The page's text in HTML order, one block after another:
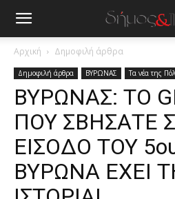
Αρχική Δημοφιλή άρθρα
Δημοφιλή άρθρα ΒΥΡΩΝΑΣ Τα νέα της
ΒΥΡΩΝΑΣ: ΤΟ
ΠΟΥ ΣΒΗΣΑΤΕ
ΕΙΣΟΔΟ ΤΟΥ
ΒΥΡΩΝΑ ΕΧΕΙ